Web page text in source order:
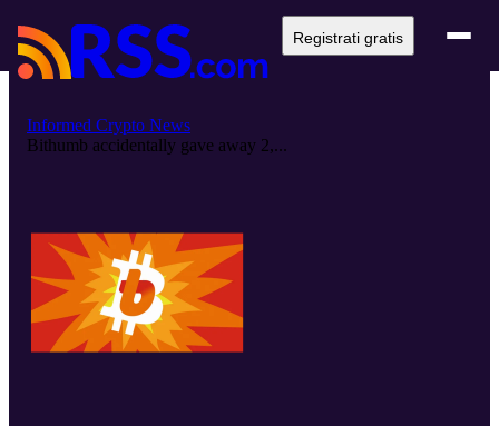
Registrati gratis
Informed Crypto News
Bithumb accidentally gave away 2,...